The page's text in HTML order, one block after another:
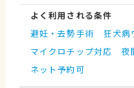
よく利用される条件
避妊・去勢手術
狂犬病
マイクロチップ対応
夜
ネット予約可